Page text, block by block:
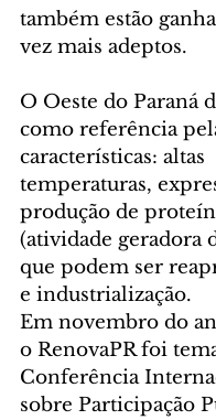
também estão
vez mais adeptos.
O Oeste do Paraná
como referência
características: altas
temperaturas,
produção de
(atividade geradora
que podem ser
e industrialização.
Em novembro do
o RenovaPR foi
Conferência
sobre Participação